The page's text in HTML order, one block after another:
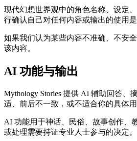
现代幻想世界观中的角色名称、设定
行确认自己对任何内容或输出的使用
如果我们认为某些内容不准确、不安
该内容。
AI 功能与输出
Mythology Stories 提供 AI 辅助回答
适、前后不一致，或不适合你的具体
AI 功能用于神话、民俗、故事创作、
或处理需要持证专业人士参与的决定。